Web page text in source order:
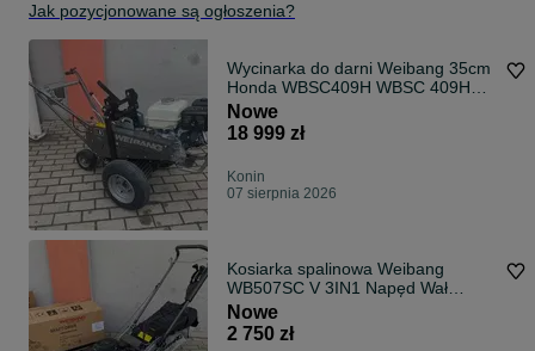
Jak pozycjonowane są ogłoszenia?
Wycinarka do darni Weibang 35cm
Honda WBSC409H WBSC 409H
Trawy Billy Goat / Benassi / Camon
/ Eliet
Nowe
18 999 zł
Konin
07 sierpnia 2026
Kosiarka spalinowa Weibang
WB507SC V 3IN1 Napęd Wał
Kardana PREMIUM
Nowe
2 750 zł